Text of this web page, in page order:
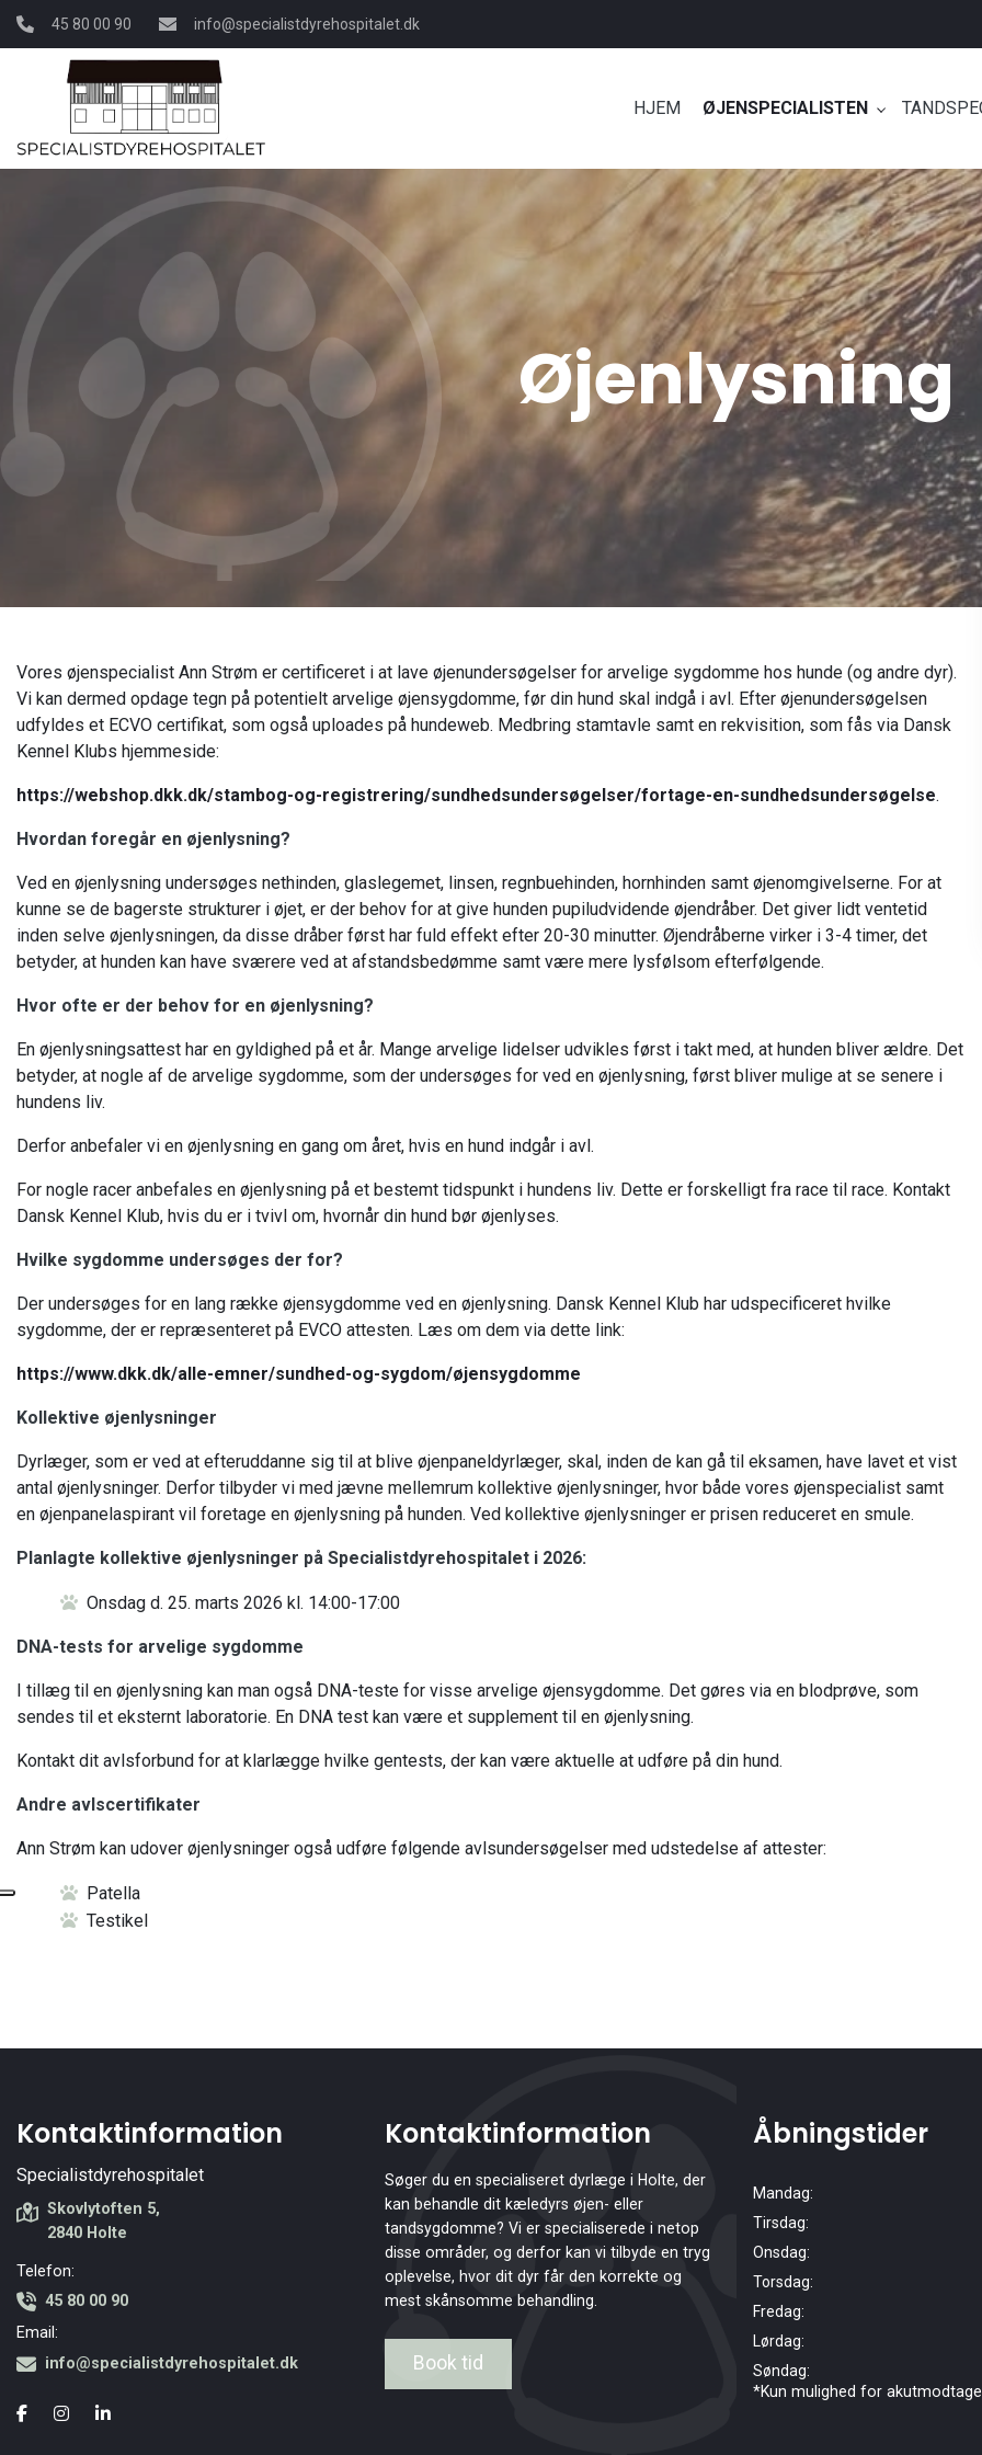
Gå
hovedindhold
45 80 00 90 info@specialistdyrehospitalet.dk
HJEM ØJENSPECIALISTEN
Øjenlysning
Vores øjenspecialist Ann Strøm er certificeret i at lave øjenundersøgelser for arvelige sygdomme hos hunde (og andre dyr).
Vi kan dermed opdage tegn på potentielt arvelige øjensygdomme, før din hund skal indgå i avl. Efter øjenundersøgelsen
udfyldes et ECVO certifikat, som også uploades på hundeweb. Medbring stamtavle samt en rekvisition, som fås via Dansk
Kennel Klubs hjemmeside:
https://webshop.dkk.dk/stambog-og-registrering/sundhedsundersøgelser/fortage-en-sundhedsundersøgelse.
Hvordan foregår en øjenlysning?
Ved en øjenlysning undersøges nethinden, glaslegemet, linsen, regnbuehinden, hornhinden samt øjenomgivelserne. For at
kunne se de bagerste strukturer i øjet, er der behov for at give hunden pupiludvidende øjendråber. Det giver lidt ventetid
inden selve øjenlysningen, da disse dråber først har fuld effekt efter 20-30 minutter. Øjendråberne virker i 3-4 timer, det
betyder, at hunden kan have sværere ved at afstandsbedømme samt være mere lysfølsom efterfølgende.
Hvor ofte er der behov for en øjenlysning?
En øjenlysningsattest har en gyldighed på et år. Mange arvelige lidelser udvikles først i takt med, at hunden bliver ældre. Det
betyder, at nogle af de arvelige sygdomme, som der undersøges for ved en øjenlysning, først bliver mulige at se senere i
hundens liv.
Derfor anbefaler vi en øjenlysning en gang om året, hvis en hund indgår i avl.
For nogle racer anbefales en øjenlysning på et bestemt tidspunkt i hundens liv. Dette er forskelligt fra race til race. Kontakt
Dansk Kennel Klub, hvis du er i tvivl om, hvornår din hund bør øjenlyses.
Hvilke sygdomme undersøges der for?
Der undersøges for en lang række øjensygdomme ved en øjenlysning. Dansk Kennel Klub har udspecificeret hvilke
sygdomme, der er repræsenteret på EVCO attesten. Læs om dem via dette link:
https://www.dkk.dk/alle-emner/sundhed-og-sygdom/øjensygdomme
Kollektive øjenlysninger
Dyrlæger, som er ved at efteruddanne sig til at blive øjenpaneldyrlæger, skal, inden de kan gå til eksamen, have lavet et vist
antal øjenlysninger. Derfor tilbyder vi med jævne mellemrum kollektive øjenlysninger, hvor både vores øjenspecialist samt
en øjenpanelaspirant vil foretage en øjenlysning på hunden. Ved kollektive øjenlysninger er prisen reduceret en smule.
Planlagte kollektive øjenlysninger på Specialistdyrehospitalet i 2026:
Onsdag d. 25. marts 2026 kl. 14:00-17:00
DNA-tests for arvelige sygdomme
I tillæg til en øjenlysning kan man også DNA-teste for visse arvelige øjensygdomme. Det gøres via en blodprøve, som
sendes til et eksternt laboratorie. En DNA test kan være et supplement til en øjenlysning.
Kontakt dit avlsforbund for at klarlægge hvilke gentests, der kan være aktuelle at udføre på din hund.
Andre avlscertifikater
Ann Strøm kan udover øjenlysninger også udføre følgende avlsundersøgelser med udstedelse af attester:
Patella
Testikel
Kontaktinformation
Specialistdyrehospitalet
Skovlytoften 5,
2840 Holte
Telefon:
45 80 00 90
Email:
info@specialistdyrehospitalet.dk
Kontaktinformation
Søger du en specialiseret dyrlæge i Holte, der
kan behandle dit kæledyrs øjen- eller
tandsygdomme? Vi er specialiserede i netop
disse områder, og derfor kan vi tilbyde en tryg
oplevelse, hvor dit dyr får den korrekte og
mest skånsomme behandling.
Book tid
Åbningstider
Mandag:
Tirsdag:
Onsdag:
Torsdag:
Fredag:
Lørdag:
Søndag:
*Kun mulighed for